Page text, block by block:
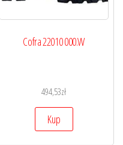
Cofra 22010 000.W
494,53zł
Kup